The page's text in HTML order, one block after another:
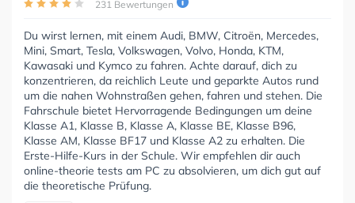
231 Bewertungen
Du wirst lernen, mit einem Audi, BMW, Citroën, Mercedes,
Mini, Smart, Tesla, Volkswagen, Volvo, Honda, KTM,
Kawasaki und Kymco zu fahren. Achte darauf, dich zu
konzentrieren, da reichlich Leute und geparkte Autos rund
um die nahen Wohnstraßen gehen, fahren und stehen. Die
Fahrschule bietet Hervorragende Bedingungen um deine
Klasse A1, Klasse B, Klasse A, Klasse BE, Klasse B96,
Klasse AM, Klasse BF17 und Klasse A2 zu erhalten. Die
Erste-Hilfe-Kurs in der Schule. Wir empfehlen dir auch
online-theorie tests am PC zu absolvieren, um dich gut auf
die theoretische Prüfung.